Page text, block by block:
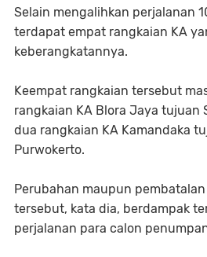
Selain mengalihkan perjalanan
terdapat empat rangkaian KA
keberangkatannya.
Keempat rangkaian tersebut
rangkaian KA Blora Jaya tujuan
dua rangkaian KA Kamandaka
Purwokerto.
Perubahan maupun
tersebut, kata dia, berdampak
perjalanan para calon